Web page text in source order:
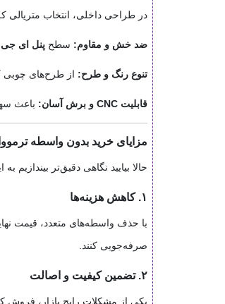
در طراحی داخلی، انتخاب متریالی
ضد خش و مقاوم: سطحپنل ای
تنوع رنگ و طرح: از طرح‌های چوبی
قابلیت CNC و برش آسان: باعث
مزایای خرید بدون واسطه
حالا بیایید نگاهی دقیق‌تر بیندازیم
۱. کاهش هزینه‌ها
صرفه‌جویی کنند.
۲. تضمین کیفیت و اصالت
یکی از مشکلات رایج بازار، فروش